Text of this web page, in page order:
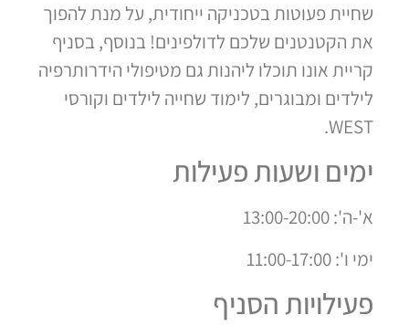
שחיית פעוטות בטכניקה ייחודית, על מנת להפוך
את הקטנטנים שלכם לדולפינים! בנוסף, בסניף
קריית אונו תוכלו ליהנות גם מטיפולי הידרותרפיה
לילדים ומבוגרים, לימוד שחייה לילדים וקורסי
WEST.
ימים ושעות פעילות
א'-ה': 13:00-20:00
ימי ו': 11:00-17:00
פעילויות הסניף